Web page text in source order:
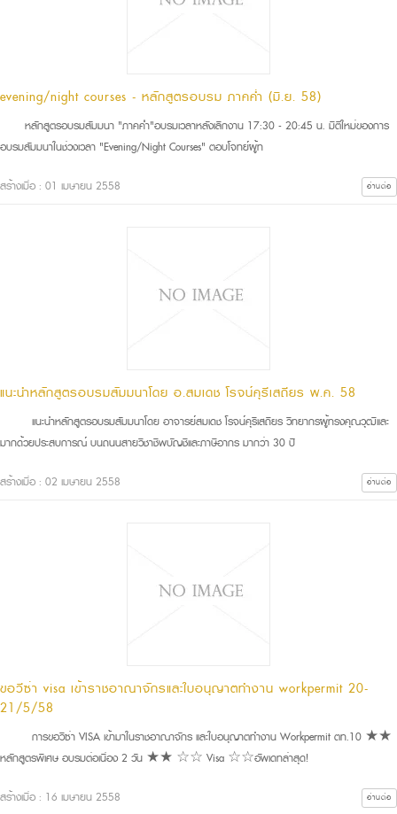
evening/night courses - หลักสูตรอบรม ภาคค่ำ (มิ.ย. 58)
หลักสูตรอบรมสัมมนา "ภาคค่ำ"อบรมเวลาหลังเลิกงาน 17:30 - 20:45 น. มิติใหม่ของการ
อบรมสัมมนาในช่วงเวลา "Evening/Night Courses" ตอบโจทย์ผู้ท
สร้างเมื่อ : 01 เมษายน 2558 อ่านต่อ
แนะนำหลักสูตรอบรมสัมมนาโดย อ.สมเดช โรจน์คุรีเสถียร พ.ค. 58
แนะนำหลักสูตรอบรมสัมมนาโดย อาจารย์สมเดช โรจน์คุรีเสถียร วิทยากรผู้ทรงคุณวุฒิและ
มากด้วยประสบการณ์ บนถนนสายวิชาชีพบัญชีและภาษีอากร มากว่า 30 ปี
สร้างเมื่อ : 02 เมษายน 2558 อ่านต่อ
ขอวีซ่า visa เข้าราชอาณาจักรและใบอนุญาตทำงาน workpermit 20-
21/5/58
การขอวีซ่า VISA เข้ามาในราชอาณาจักร และใบอนุญาตทำงาน Workpermit ตท.10 ★★
หลักสูตรพิเศษ อบรมต่อเนื่อง 2 วัน ★★ ☆☆ Visa ☆☆อัพเดทล่าสุด!
สร้างเมื่อ : 16 เมษายน 2558 อ่านต่อ